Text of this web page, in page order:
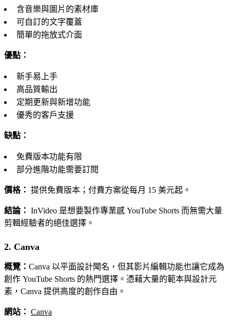
含音樂與圖片的素材庫
可自訂的文字覆蓋
簡單的拖放式介面
優點：
新手易上手
高品質輸出
定期更新與新增功能
優秀的客戶支援
缺點：
免費版本功能有限
部分進階功能需要訂閱
價格： 提供免費版本；付費方案從每月 15 美元起。
結論： InVideo 是想要製作專業感 YouTube Shorts 而無需大量
剪輯經驗者的絕佳選擇。
2. Canva
概覽： Canva 以平面設計聞名，但其影片編輯功能也讓它成為
創作 YouTube Shorts 的熱門選擇。憑藉大量的範本與設計元
素，Canva 提供高度的創作自由。
網站： Canva